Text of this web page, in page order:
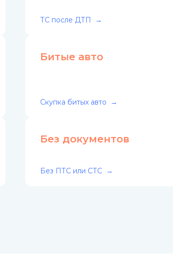
ТС после ДТП
Битые авто
Скупка битых авто
Без документов
Без ПТС или СТС